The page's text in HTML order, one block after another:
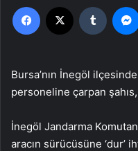
Facebook Tumblr
Bursa’nın İnegöl
personeline çarpan
İnegöl Jandarma
aracın sürücüsüne ‘dur’